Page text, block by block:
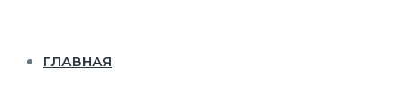
ГЛАВНАЯ